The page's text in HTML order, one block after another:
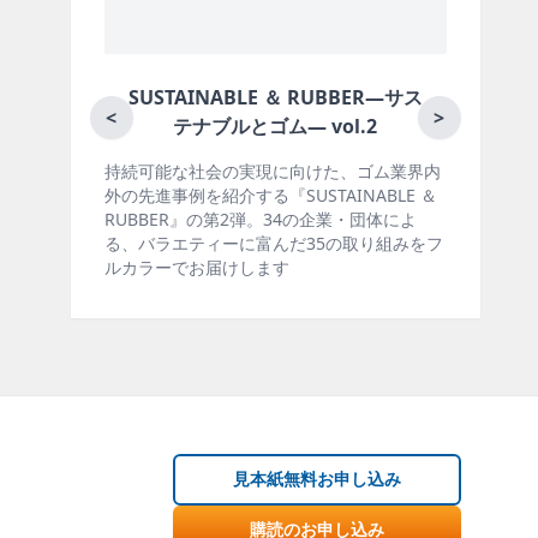
< >
サス
た、ゴム業界内
＆
業・団体によ
の取り組みをフ
月刊ラバーインダストリー／単品
ゴム報知新聞の姉妹誌。ゴム・エラストマ
製品・市場分野別の動向、新製品・技術、
材料動向、設備・機械の紹介、インタビュ
ー、海外企業情報、統計などをコンパクト
掲載しています。エッセイ（寄稿）も充実
見本紙無料お申し込み
購読のお申し込み